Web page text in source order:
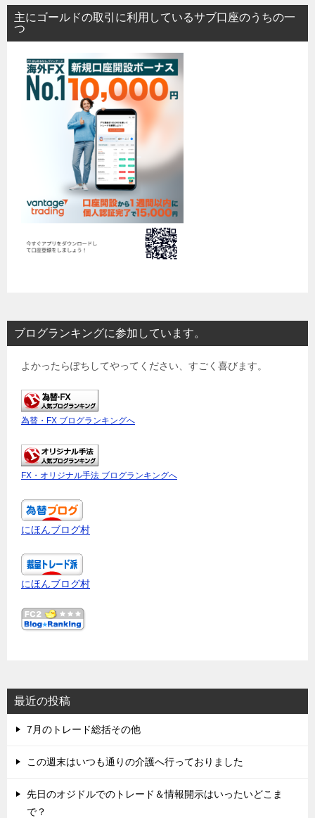
主にゴールドの取引に利用しているサブ口座のうちの一
つ
ブログランキングに参加しています。
よかったらぽちしてやってください、すごく喜びます。
為替・FX ブログランキングへ
FX・オリジナル手法 ブログランキングへ
にほんブログ村
にほんブログ村
最近の投稿
7月のトレード総括その他
この週末はいつも通りの介護へ行っておりました
先日のオジドルでのトレード＆情報開示はいったいどこま
で？